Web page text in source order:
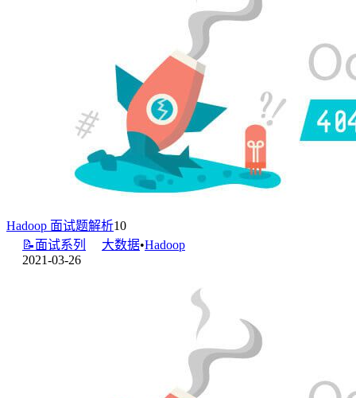
Hadoop 面试题解析10
📝面试系列
大数据•Hadoop
2021-03-26